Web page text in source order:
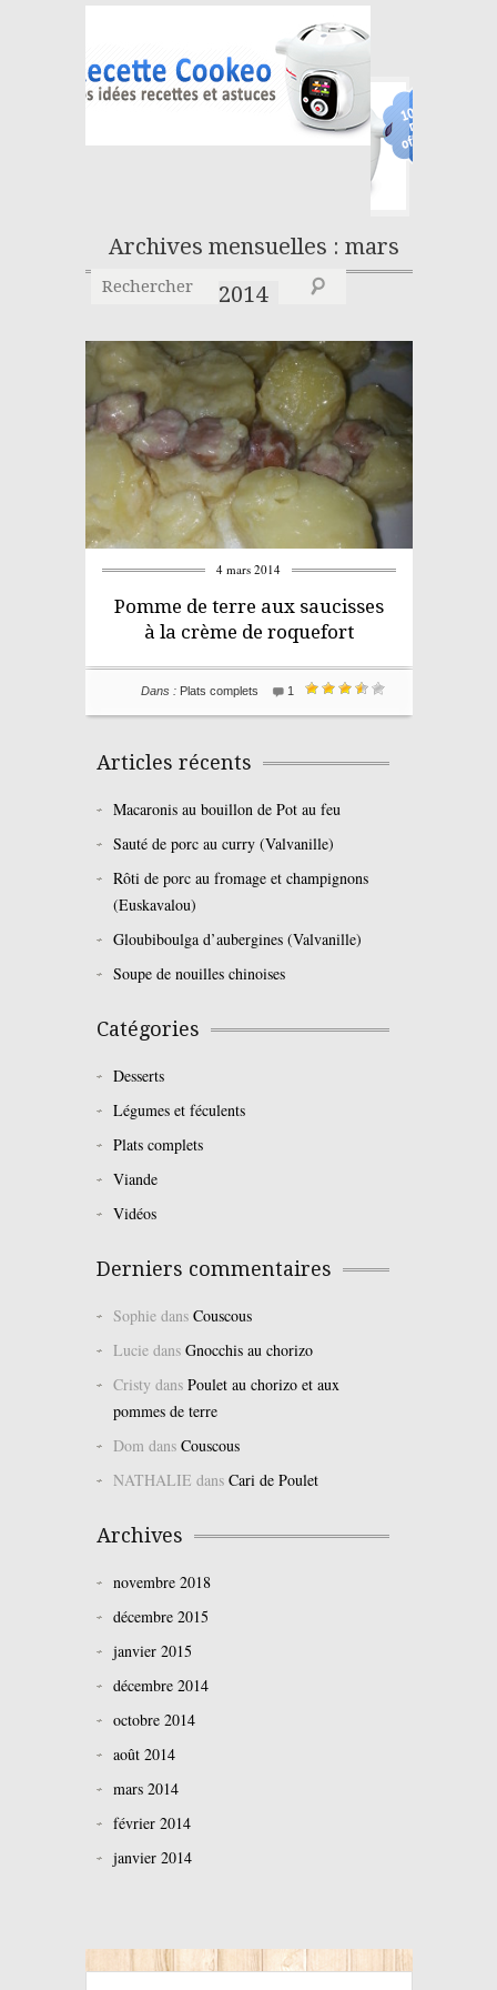
Archives mensuelles : mars
2014
4 mars 2014
Pomme de terre aux saucisses
à la crème de roquefort
1
Dans : Plats complets
Articles récents
Macaronis au bouillon de Pot au feu
Sauté de porc au curry (Valvanille)
Rôti de porc au fromage et champignons
(Euskavalou)
Gloubiboulga d’aubergines (Valvanille)
Soupe de nouilles chinoises
Catégories
Desserts
Légumes et féculents
Plats complets
Viande
Vidéos
Derniers commentaires
Sophie dansCouscous
Lucie dansGnocchis au chorizo
Cristy dansPoulet au chorizo et aux
pommes de terre
Dom dansCouscous
NATHALIE dansCari de Poulet
Archives
novembre 2018
décembre 2015
janvier 2015
décembre 2014
octobre 2014
août 2014
mars 2014
février 2014
janvier 2014